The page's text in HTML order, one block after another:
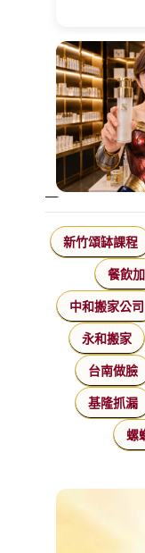
新竹頌缽課程
餐飲
中和搬家公司
永和搬家
台南做臉
基隆抓漏
螺